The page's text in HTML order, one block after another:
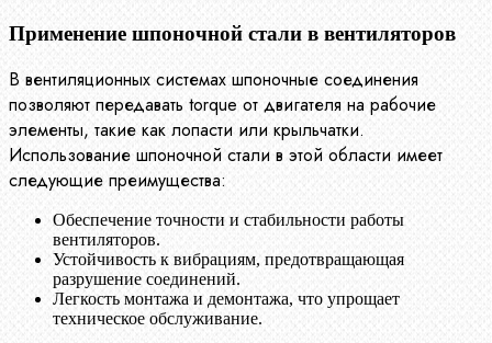
Применение шпоночной стали в вентиляторов
В вентиляционных системах шпоночные соединения
позволяют передавать torque от двигателя на рабочие
элементы, такие как лопасти или крыльчатки.
Использование шпоночной стали в этой области имеет
следующие преимущества:
Обеспечение точности и стабильности работы
вентиляторов.
Устойчивость к вибрациям, предотвращающая
разрушение соединений.
Легкость монтажа и демонтажа, что упрощает
техническое обслуживание.